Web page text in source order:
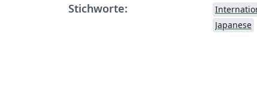
Stichworte:
Japanese